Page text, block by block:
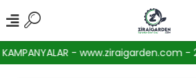
KAMPANYALAR - www.ziraigarden.com -